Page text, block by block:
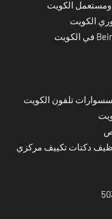
ومستعمل الكويت
الكويت
تلفون الكويت
دكتات تكييف مركزي